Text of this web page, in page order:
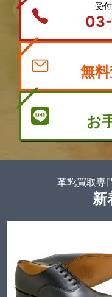
受
無
お
革靴買取専
新